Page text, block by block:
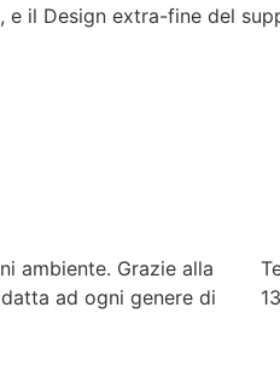
il Design extra-fine del
ambiente. Grazie alla
ad ogni genere di